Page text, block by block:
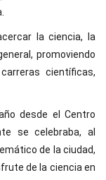
la ciencia, la
promoviendo
científicas,
desde el Centro
se celebraba, al
de la ciudad,
de la ciencia en